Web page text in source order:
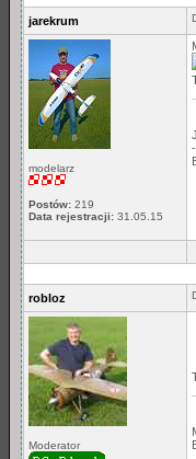
jarekrum
modelarz
Postów: 219
Data rejestracji: 31.05.15
robloz
Moderator